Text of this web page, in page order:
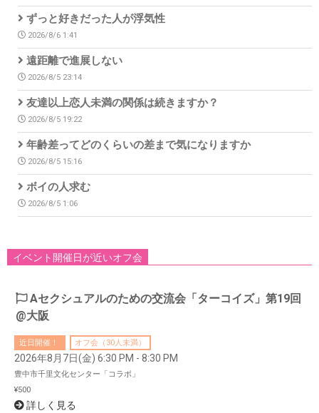
ずっと好きだった人が浮気性
2026/8/6 1:41
遠距離で進展しない
2026/8/5 23:14
友達以上恋人未満の関係は続きますか？
2026/8/5 19:22
年齢差ってどのくらいの差まで気になりますか
2026/8/5 15:16
ボイの人求む
2026/8/5 1:06
イベント開催日が近いオフ会
Aセクシュアルのための交流会「ターコイズ」第19回
@大阪
近日開催！ オフ会（30人未満）
2026年8月7日(金) 6:30 PM - 8:30 PM
豊中市千里文化センター「コラボ」
¥500
詳しく見る